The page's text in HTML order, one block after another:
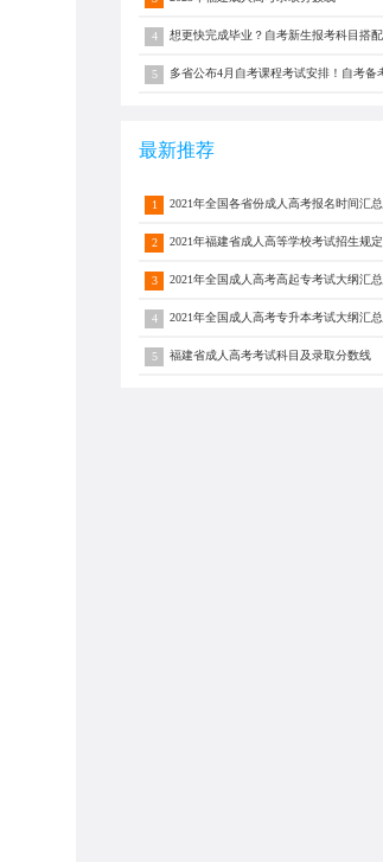
4
5
最新推荐
1 2021年全国各省份成人高考报名时间汇总
2 2021年福建省成人高等学校考试招生规定
3 2021年全国成人高考高起专考试大纲汇总
4 2021年全国成人高考专升本考试大纲汇总
5 福建省成人高考考试科目及录取分数线